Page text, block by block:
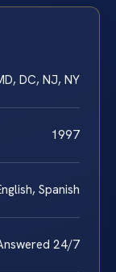
DC, NJ, NY
1997
Spanish
24/7